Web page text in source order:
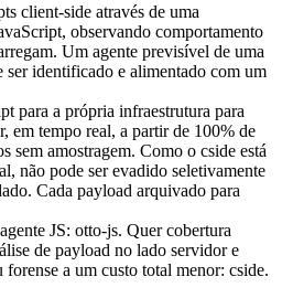
client-side através de uma
observando comportamento
Um agente previsível de uma
ser identificado e alimentado com um
para a própria infraestrutura para
em tempo real, a partir de 100% de
sem amostragem. Como o cside está
não pode ser evadido seletivamente
Cada payload arquivado para
JS: otto-js. Quer cobertura
de payload no lado servidor e
a um custo total menor: cside.